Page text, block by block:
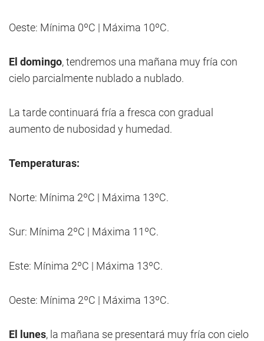
Oeste: Mínima 0ºC | Máxima 10ºC.
El domingo, tendremos una mañana muy fría con
cielo parcialmente nublado a nublado.
La tarde continuará fría a fresca con gradual
aumento de nubosidad y humedad.
Temperaturas:
Norte: Mínima 2ºC | Máxima 13ºC.
Sur: Mínima 2ºC | Máxima 11ºC.
Este: Mínima 2ºC | Máxima 13ºC.
Oeste: Mínima 2ºC | Máxima 13ºC.
El lunes, la mañana se presentará muy fría con cielo